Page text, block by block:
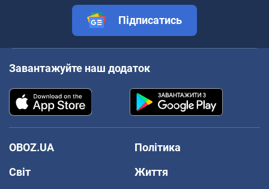
Підписатись
Завантажуйте наш додаток
OBOZ.UA
Політика
Світ
Життя